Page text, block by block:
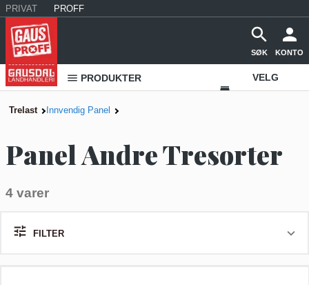
PRIVAT PROFF
SØK KONTO
PRODUKTER VELG
OSS
Trelast Innvendig Panel
Panel Andre Tresorter
4 varer
FILTER